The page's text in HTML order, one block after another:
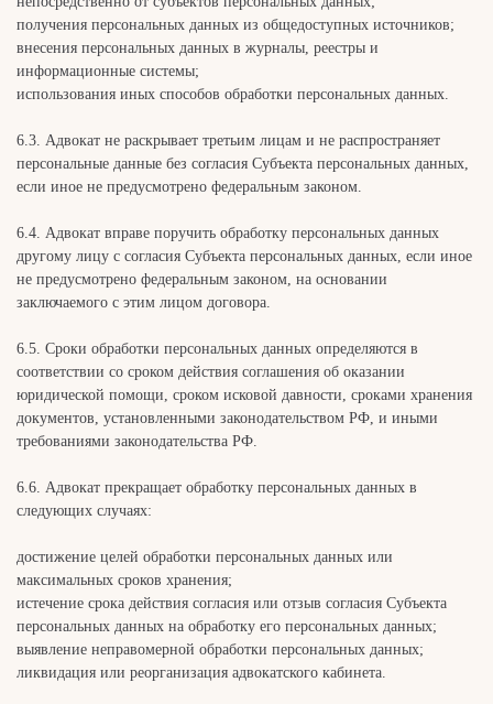
получения персональных данных из общедоступных источников;
внесения персональных данных в журналы, реестры и
информационные системы;
использования иных способов обработки персональных данных.
6.3. Адвокат не раскрывает третьим лицам и не распространяет
персональные данные без согласия Субъекта персональных данных,
если иное не предусмотрено федеральным законом.
6.4. Адвокат вправе поручить обработку персональных данных
другому лицу с согласия Субъекта персональных данных, если иное
не предусмотрено федеральным законом, на основании
заключаемого с этим лицом договора.
6.5. Сроки обработки персональных данных определяются в
соответствии со сроком действия соглашения об оказании
юридической помощи, сроком исковой давности, сроками хранения
документов, установленными законодательством РФ, и иными
требованиями законодательства РФ.
6.6. Адвокат прекращает обработку персональных данных в
следующих случаях:
достижение целей обработки персональных данных или
максимальных сроков хранения;
истечение срока действия согласия или отзыв согласия Субъекта
персональных данных на обработку его персональных данных;
выявление неправомерной обработки персональных данных;
ликвидация или реорганизация адвокатского кабинета.